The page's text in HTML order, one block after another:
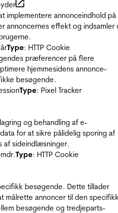
implementere annonceindhold på
annoncernes effekt og indsamler
Type: HTTP Cookie
præferencer på flere
hjemmesidens annonce-
besøgende.
Type: Pixel Tracker
og behandling af e-
for at sikre pålidelig sporing af
af sideindlæsninger.
Type: HTTP Cookie
besøgende. Dette tillader
målrette annoncer til den
besøgende og tredjeparts-